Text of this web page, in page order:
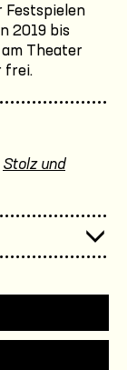
Festspielen
2019 bis
Theater
frei.
Stolz und